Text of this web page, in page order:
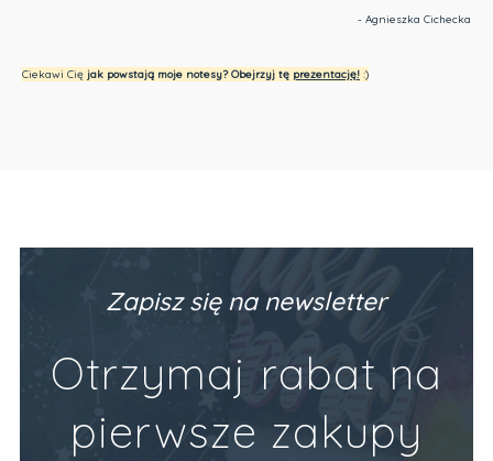
- Agnieszka Cichecka
Ciekawi Cięjak powstają moje notesy? Obejrzyj tę prezentację!:)
Zapisz się na newsletter
Otrzymaj rabat na
pierwsze zakupy